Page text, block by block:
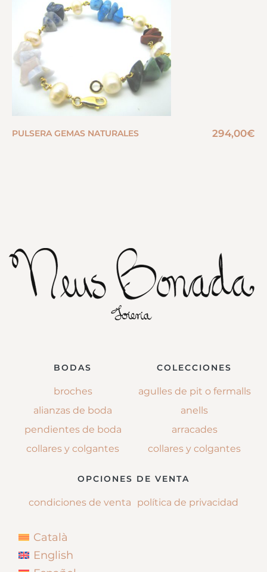
PULSERA GEMAS NATURALES 294,00€
BODAS
broches
alianzas de boda
pendientes de boda
collares y colgantes
COLECCIONES
agulles de pit o fermalls
anells
arracades
collares y colgantes
OPCIONES DE VENTA
condiciones de venta política de privacidad
Català
English